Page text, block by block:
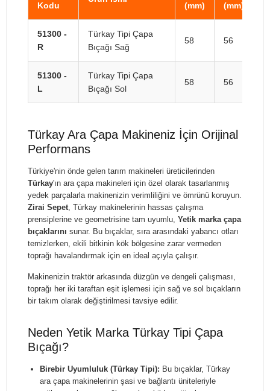
Kodu
(mm)
(mm)
51300 -
R
Türkay Tipi Çapa
Bıçağı Sağ
58 56
51300 -
L
Türkay Tipi Çapa
Bıçağı Sol
58 56
Türkay Ara Çapa Makineniz İçin Orijinal
Performans
Türkiye'nin önde gelen tarım makineleri üreticilerinden
Türkay'ın ara çapa makineleri için özel olarak tasarlanmış
yedek parçalarla makinenizin verimliliğini ve ömrünü koruyun.
Zirai Sepet, Türkay makinelerinin hassas çalışma
prensiplerine ve geometrisine tam uyumlu, Yetik marka çapa
bıçaklarını sunar. Bu bıçaklar, sıra arasındaki yabancı otları
temizlerken, ekili bitkinin kök bölgesine zarar vermeden
toprağı havalandırmak için en ideal açıyla çalışır.
Makinenizin traktör arkasında düzgün ve dengeli çalışması,
toprağı her iki taraftan eşit işlemesi için sağ ve sol bıçakların
bir takım olarak değiştirilmesi tavsiye edilir.
Neden Yetik Marka Türkay Tipi Çapa
Bıçağı?
Birebir Uyumluluk (Türkay Tipi): Bu bıçaklar, Türkay
ara çapa makinelerinin şasi ve bağlantı üniteleriyle